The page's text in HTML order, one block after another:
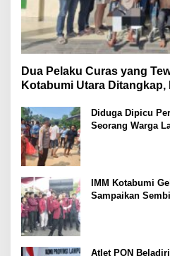
Dua Pelaku Curas yang
Kotabumi Utara
Diduga Dipicu
Seorang Warga
IMM Kotabumi
Sampaikan
Atlet PON